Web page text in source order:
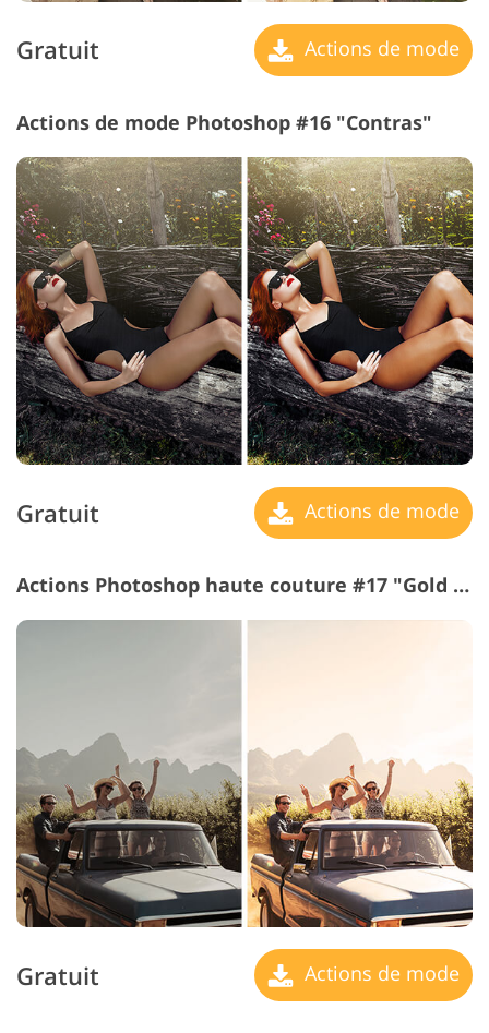
Gratuit Actions de mode
Actions de mode Photoshop #16 "Contras"
Gratuit Actions de mode
Actions Photoshop haute couture #17 "Gold Filter"
Gratuit Actions de mode